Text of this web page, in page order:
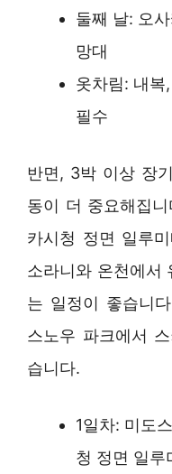
둘째 날: 오
망대
옷차림: 내복
필수
반면, 3박 이상 장
동이 더 중요해집
카시청 정면 일루
소라니와 온천에서
는 일정이 좋습니
스노우 파크에서
습니다.
1일차: 미도
청 정면 일루